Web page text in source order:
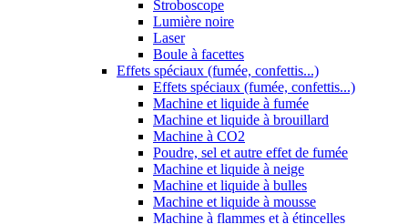
Stroboscope
Lumière noire
Laser
Boule à facettes
Effets spéciaux (fumée, confettis...)
Effets spéciaux (fumée, confettis...)
Machine et liquide à fumée
Machine et liquide à brouillard
Machine à CO2
Poudre, sel et autre effet de fumée
Machine et liquide à neige
Machine et liquide à bulles
Machine et liquide à mousse
Machine à flammes et à étincelles